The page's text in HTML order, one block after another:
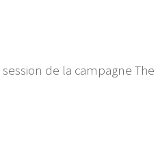
de la campagne